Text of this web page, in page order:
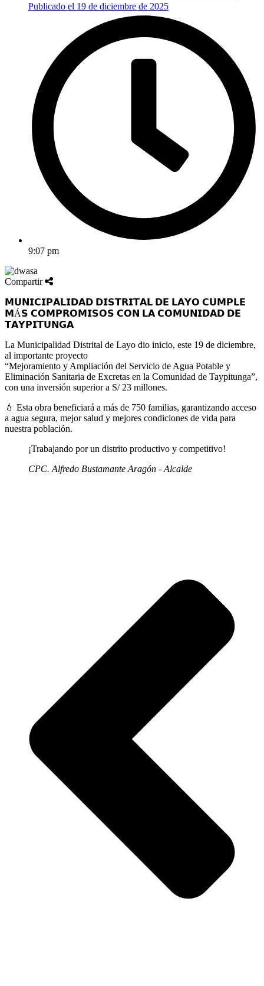
Publicado el 19 de diciembre de 2025
9:07 pm
Compartir
𝗠𝗨𝗡𝗜𝗖𝗜𝗣𝗔𝗟𝗜𝗗𝗔𝗗 𝗗𝗜𝗦𝗧𝗥𝗜𝗧𝗔𝗟 𝗗𝗘 𝗟𝗔𝗬𝗢 𝗖𝗨𝗠𝗣𝗟𝗘
𝗠Á𝗦 𝗖𝗢𝗠𝗣𝗥𝗢𝗠𝗜𝗦𝗢𝗦 𝗖𝗢𝗡 𝗟𝗔 𝗖𝗢𝗠𝗨𝗡𝗜𝗗𝗔𝗗 𝗗𝗘
𝗧𝗔𝗬𝗣𝗜𝗧𝗨𝗡𝗚𝗔
La Municipalidad Distrital de Layo dio inicio, este 19 de diciembre,
al importante proyecto
“Mejoramiento y Ampliación del Servicio de Agua Potable y
Eliminación Sanitaria de Excretas en la Comunidad de Taypitunga”,
con una inversión superior a S/ 23 millones.
💧 Esta obra beneficiará a más de 750 familias, garantizando acceso
a agua segura, mejor salud y mejores condiciones de vida para
nuestra población.
¡Trabajando por un distrito productivo y competitivo!
CPC. Alfredo Bustamante Aragón - Alcalde